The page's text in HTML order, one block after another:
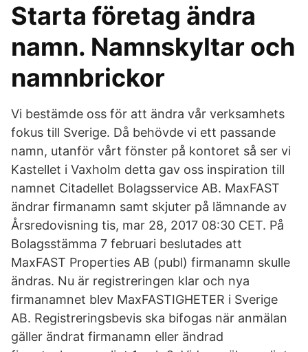
Starta företag ändra
namn. Namnskyltar och
namnbrickor
Vi bestämde oss för att ändra vår verksamhets
fokus till Sverige. Då behövde vi ett passande
namn, utanför vårt fönster på kontoret så ser vi
Kastellet i Vaxholm detta gav oss inspiration till
namnet Citadellet Bolagsservice AB. MaxFAST
ändrar firmanamn samt skjuter på lämnande av
Årsredovisning tis, mar 28, 2017 08:30 CET. På
Bolagsstämma 7 februari beslutades att
MaxFAST Properties AB (publ) firmanamn skulle
ändras. Nu är registreringen klar och nya
firmanamnet blev MaxFASTIGHETER i Sverige
AB. Registreringsbevis ska bifogas när anmälan
gäller ändrat firmanamn eller ändrad